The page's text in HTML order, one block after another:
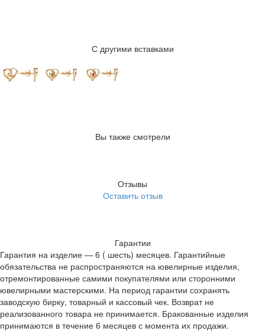
С другими вставками
Вы также смотрели
Отзывы
Оставить отзыв
Гарантии
Гарантия на изделие — 6 ( шесть) месяцев. Гарантийные
обязательства не распространяются на ювелирные изделия,
отремонтированные самими покупателями или сторонними
ювелирными мастерскими. На период гарантии сохранять
заводскую бирку, товарный и кассовый чек. Возврат не
реализованного товара не принимается. Бракованные изделия
принимаются в течение 6 месяцев с момента их продажи.